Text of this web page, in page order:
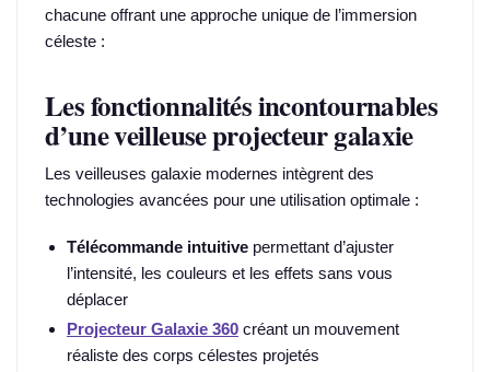
chacune offrant une approche unique de l’immersion
céleste :
Les fonctionnalités incontournables
d’une veilleuse projecteur galaxie
Les veilleuses galaxie modernes intègrent des
technologies avancées pour une utilisation optimale :
Télécommande intuitive permettant d’ajuster
l’intensité, les couleurs et les effets sans vous
déplacer
Projecteur Galaxie 360 créant un mouvement
réaliste des corps célestes projetés